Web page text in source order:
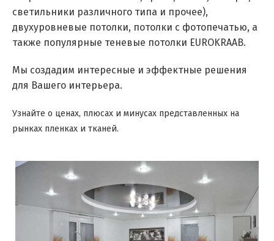
светильники различного типа и прочее),
двухуровневые потолки, потолки с фотопечатью, а
также популярные теневые потолки EUROKRAAB.
Мы создадим интересные и эффектные решения
для Вашего интерьера.
Узнайте о ценах, плюсах и минусах представленных на
рынках пленках и тканей.